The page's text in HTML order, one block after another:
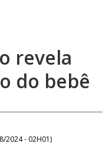
revela
do bebê
2024 - 02H01)